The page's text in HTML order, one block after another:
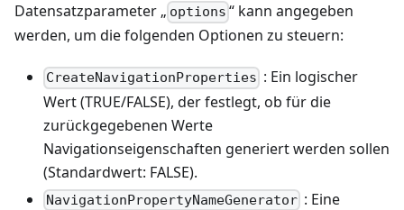
Datensatzparameter „ options “ kann angegeben
werden, um die folgenden Optionen zu steuern:
CreateNavigationProperties : Ein logischer
Wert (TRUE/FALSE), der festlegt, ob für die
zurückgegebenen Werte
Navigationseigenschaften generiert werden sollen
(Standardwert: FALSE).
NavigationPropertyNameGenerator : Eine